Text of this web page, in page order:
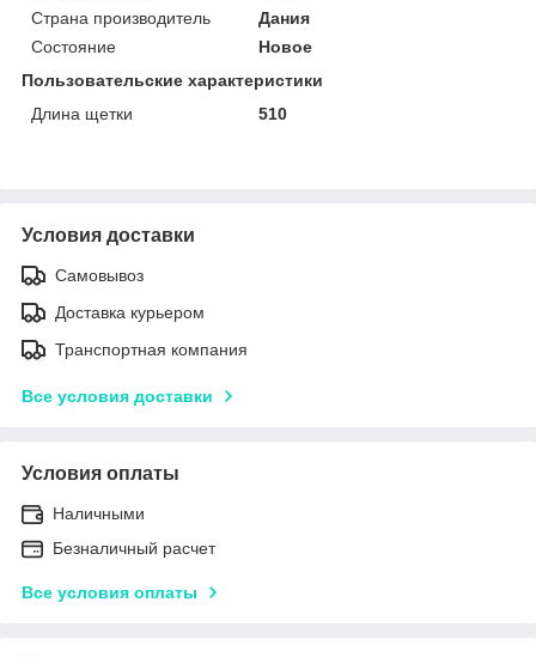
Страна производитель
Дания
Состояние
Новое
Пользовательские характеристики
Длина щетки
510
Условия доставки
Самовывоз
Доставка курьером
Транспортная компания
Все условия доставки
Условия оплаты
Наличными
Безналичный расчет
Все условия оплаты